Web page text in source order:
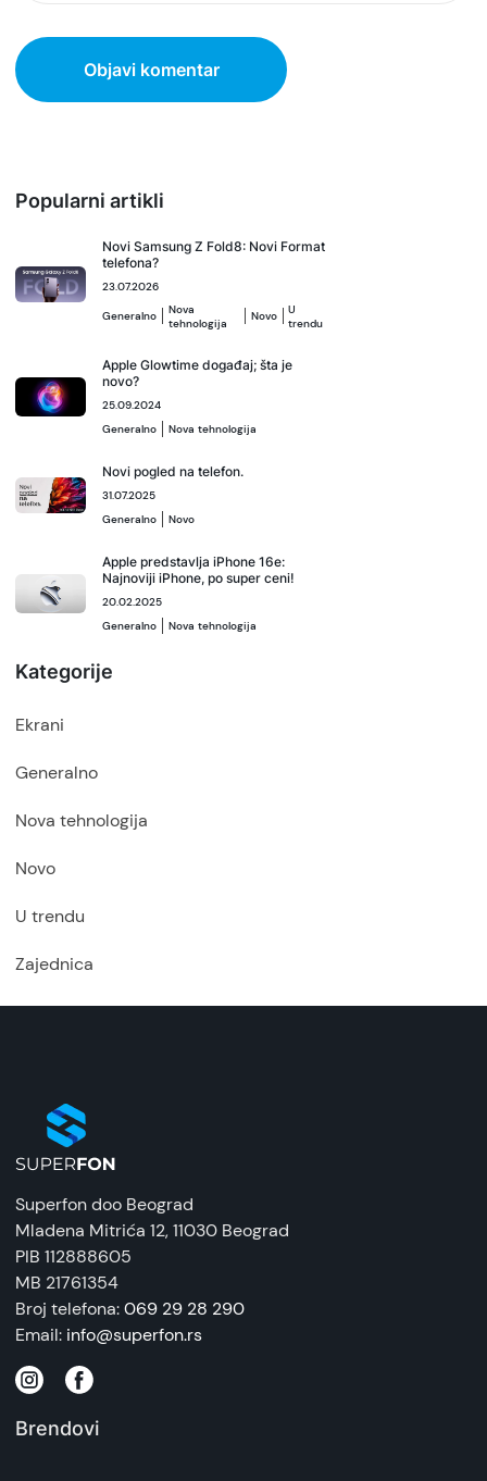
Popularni artikli
Novi Samsung Z Fold8: Novi Format
telefona?
23.07.2026
Generalno
Nova
tehnologija
Novo
U
trendu
Apple Glowtime događaj; šta je
novo?
25.09.2024
Generalno
Nova tehnologija
Novi pogled na telefon.
31.07.2025
Generalno
Novo
Apple predstavlja iPhone 16e:
Najnoviji iPhone, po super ceni!
20.02.2025
Generalno
Nova tehnologija
Kategorije
Ekrani
Generalno
Nova tehnologija
Novo
U trendu
Zajednica
Superfon doo Beograd
Mladena Mitrića 12, 11030 Beograd
PIB 112888605
MB 21761354
Broj telefona:069 29 28 290
Email: info@superfon.rs
Brendovi